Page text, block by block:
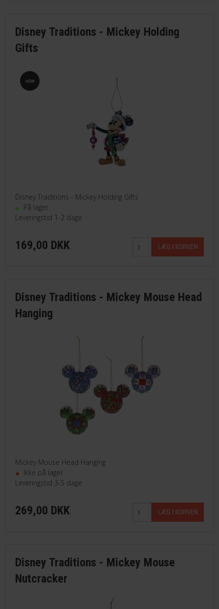
Disney Traditions - Mickey Holding
Gifts
Disney Traditions - Mickey Holding Gifts
På lager
Leveringstid 1-2 dage
169,00 DKK
Disney Traditions - Mickey Mouse Head
Hanging
Mickey Mouse Head Hanging
Ikke på lager
Leveringstid 3-5 dage
269,00 DKK
Disney Traditions - Mickey Mouse
Nutcracker